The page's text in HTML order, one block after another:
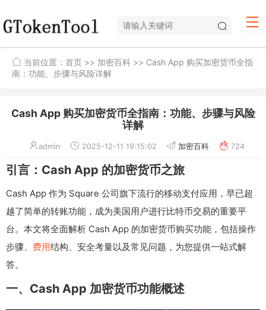
当前位置： 首页 >> 加密百科 >> Cash App 购买加密货币全指
南：功能、步骤与风险详解
Cash App 购买加密货币全指南：功能、步骤与风险
详解
admin 2025-12-11 19:15:02 加密百科 724
引言：Cash App 的加密货币之旅
Cash App 作为 Square 公司旗下流行的移动支付应用，早已超
越了简单的转账功能，成为美国用户进行比特币交易的重要平
台。本文将全面解析 Cash App 的加密货币购买功能，包括操作
步骤、 费用结构、安全考量以及常见问题，为您提供一站式解
答。
一、Cash App 加密货币功能概述